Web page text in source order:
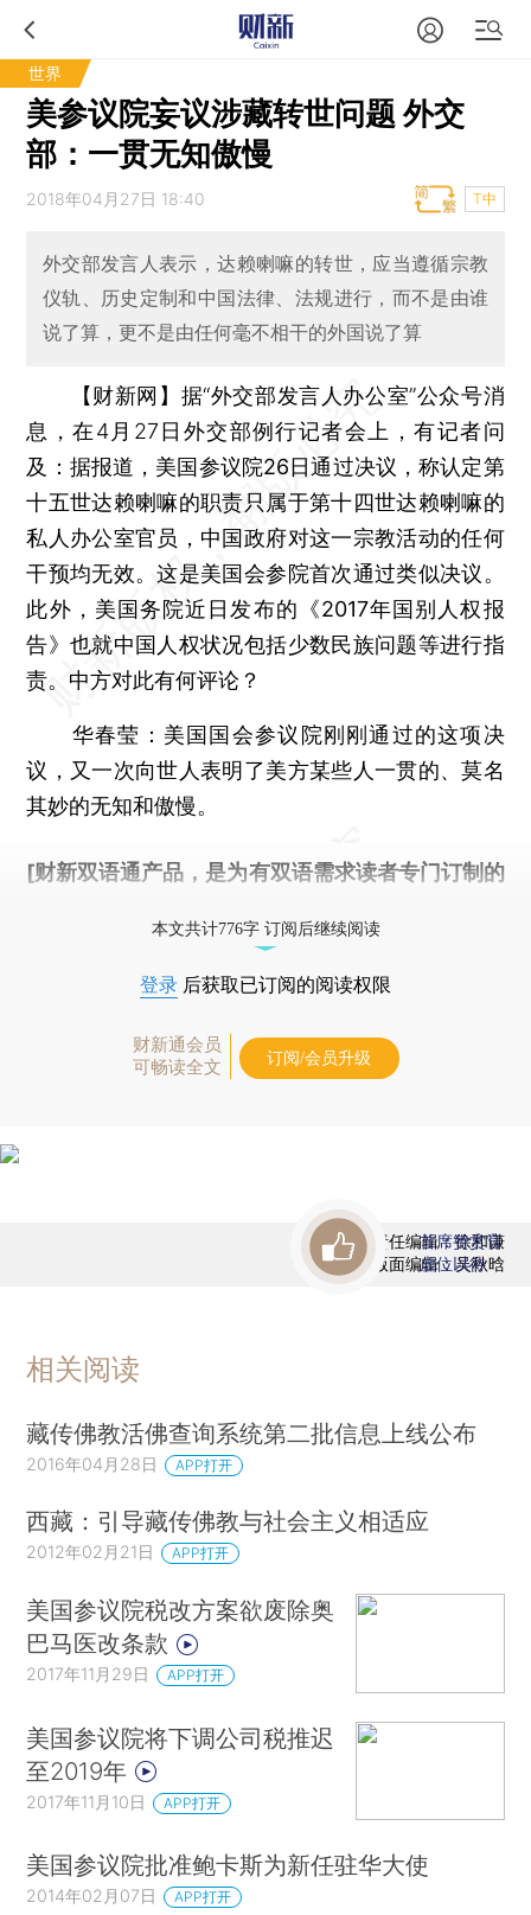
世界
美参议院妄议涉藏转世问题 外交
部：一贯无知傲慢
2018年04月27日 18:40 T中
外交部发言人表示，达赖喇嘛的转世，应当遵循宗教
仪轨、历史定制和中国法律、法规进行，而不是由谁
说了算，更不是由任何毫不相干的外国说了算
【财新网】 据“外交部发言人办公室”公众号消
息，在4月27日外交部例行记者会上，有记者问
及： 据报道，美国参议院26日通过决议，称认定第
十五世达赖喇嘛的职责只属于第十四世达赖喇嘛的
私人办公室官员，中国政府对这一宗教活动的任何
干预均无效。这是美国会参院首次通过类似决议。
此外，美国务院近日发布的《2017年国别人权报
告》也就中国人权状况包括少数民族问题等进行指
责。中方对此有何评论？
华春莹： 美国国会参议院刚刚通过的这项决
议，又一次向世人表明了美方某些人一贯的、莫名
其妙的无知和傲慢。
[财新双语通产品，是为有双语需求读者专门订制的
本文共计776字 订阅后继续阅读
登录 后获取已订阅的阅读权限
财新通会员
可畅读全文
订阅/会员升级
责任编辑：徐和谦
版面编辑：吴秋晗
首席赞赏官
虚位以待
相关阅读
藏传佛教活佛查询系统第二批信息上线公布
2016年04月28日 APP打开
西藏：引导藏传佛教与社会主义相适应
2012年02月21日 APP打开
美国参议院税改方案欲废除奥
巴马医改条款
2017年11月29日 APP打开
美国参议院将下调公司税推迟
至2019年
2017年11月10日 APP打开
美国参议院批准鲍卡斯为新任驻华大使
2014年02月07日 APP打开